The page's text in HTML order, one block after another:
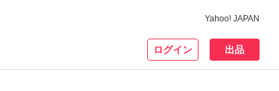
Yahoo! JAPAN
ログイン 出品